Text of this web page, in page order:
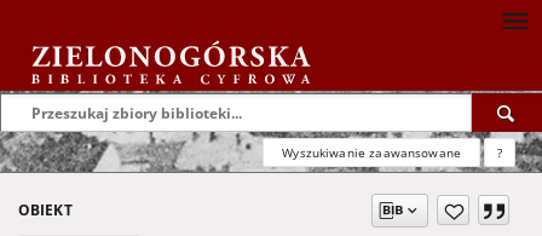
Wyszukiwanie zaawansowane ?
OBIEKT